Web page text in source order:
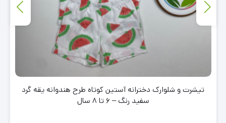
تیشرت و شلوارک دخترانه آستین کوتاه طرح هندوانه یقه گرد
سفید رنگ – 6 تا 8 سال